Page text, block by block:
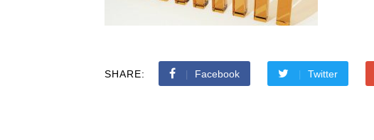
SHARE: Facebook Twitter